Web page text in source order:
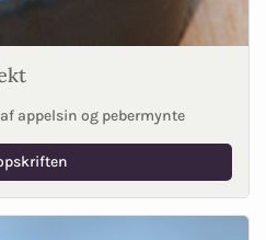
appelsin og pebermynte